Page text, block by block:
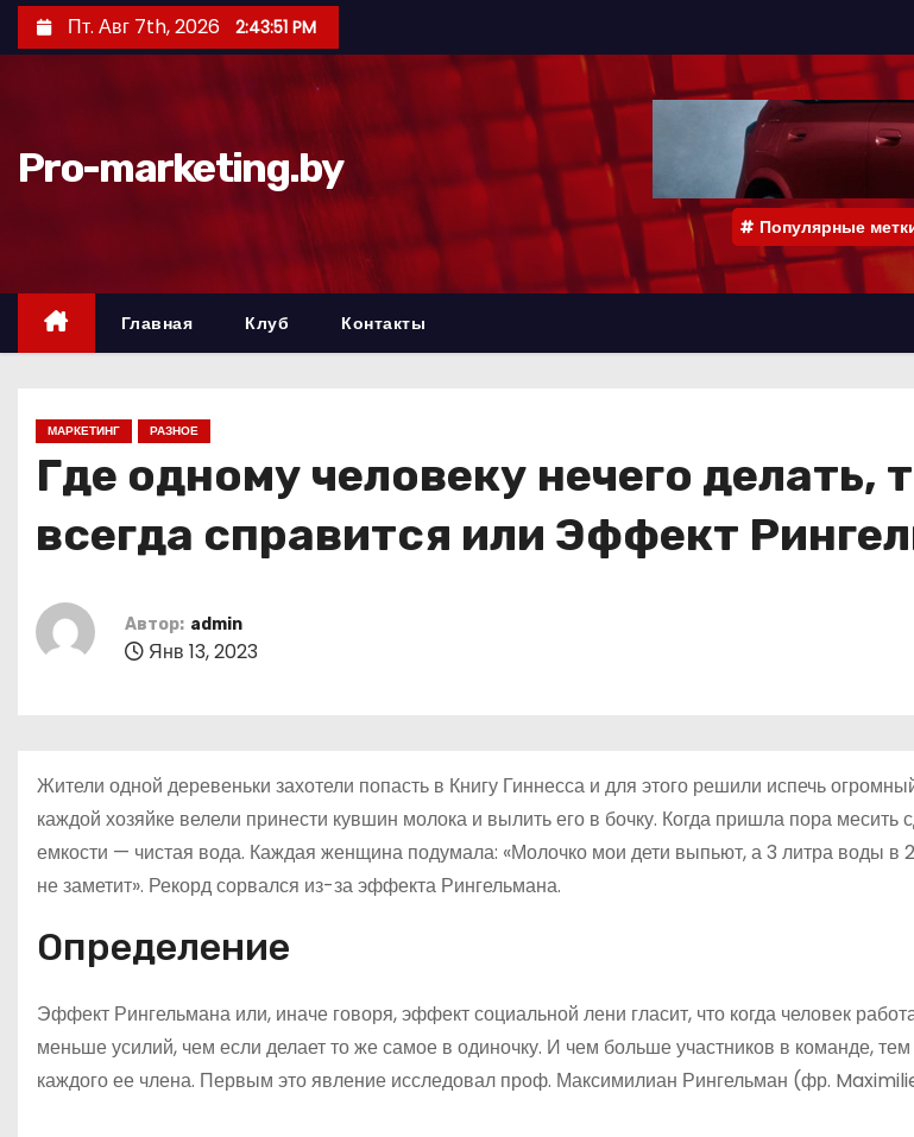
е
д
Пт. Авг 7th, 2026 2:43:52 PM
Pro-marketing.by
Популярные
Главная Клуб Контакты
МАРКЕТИНГ РАЗНОЕ
Где одному человеку нечего делать,
всегда справится или Эффект
Автор: admin
Янв 13, 2023
Жители одной деревеньки захотели попасть в Книгу Гиннесса и для этого решили испечь
каждой хозяйке велели принести кувшин молока и вылить его в бочку. Когда пришла пора месить
емкости — чистая вода. Каждая женщина подумала: «Молочко мои дети выпьют, а 3 литра воды в
не заметит». Рекорд сорвался из-за эффекта Рингельмана.
Определение
Эффект Рингельмана или, иначе говоря, эффект социальной лени гласит, что когда человек
меньше усилий, чем если делает то же самое в одиночку. И чем больше участников в команде,
каждого ее члена. Первым это явление исследовал проф. Максимилиан Рингельман (фр.